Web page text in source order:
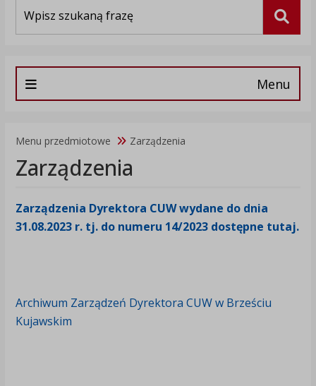
Menu
Menu przedmiotowe Zarządzenia
Zarządzenia
Zarządzenia Dyrektora CUW wydane do dnia
31.08.2023 r. tj. do numeru 14/2023 dostępne tutaj.
Archiwum Zarządzeń Dyrektora CUW w Brześciu
Kujawskim